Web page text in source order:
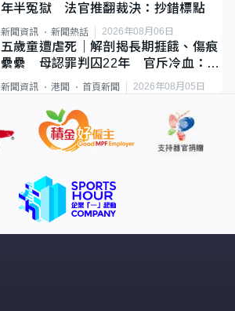
年半冤獄 法官推翻裁決：抄錯標點
新聞資訊 新聞熱話 2026年08月06日
五歲童遭虐死｜解剖揭長期捱餓、傷痕
纍纍 母認罪判囚22年 官斥冷血：同
類案最惡劣
新聞資訊 港聞 首頁新聞 2026年08月05日